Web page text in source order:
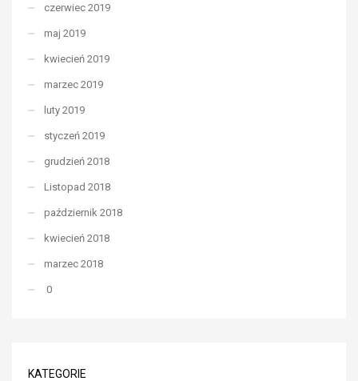
czerwiec 2019
maj 2019
kwiecień 2019
marzec 2019
luty 2019
styczeń 2019
grudzień 2018
Listopad 2018
październik 2018
kwiecień 2018
marzec 2018
0
KATEGORIE